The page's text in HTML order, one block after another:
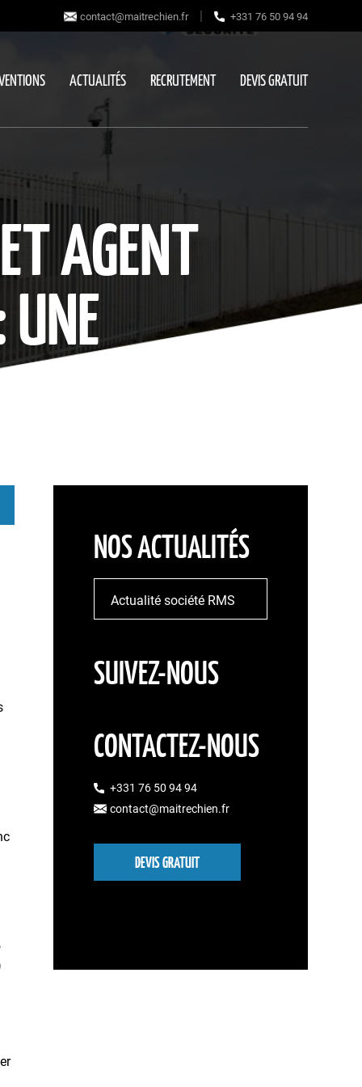
contact@maitrechien.fr | +331 76 50 94 94
ACTUALITÉS RECRUTEMENT DEVIS GRATUIT
AGENT
UNE
!
NOS ACTUALITÉS
Actualité société RMS
SUIVEZ-NOUS
CONTACTEZ-NOUS
+331 76 50 94 94
contact@maitrechien.fr
DEVIS GRATUIT